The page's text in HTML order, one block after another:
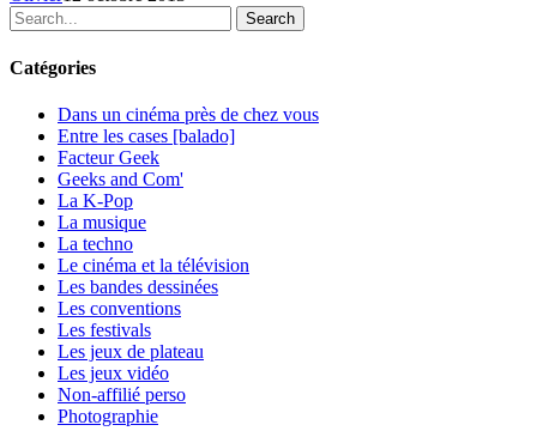
Search
Catégories
Dans un cinéma près de chez vous
Entre les cases [balado]
Facteur Geek
Geeks and Com'
La K-Pop
La musique
La techno
Le cinéma et la télévision
Les bandes dessinées
Les conventions
Les festivals
Les jeux de plateau
Les jeux vidéo
Non-affilié perso
Photographie